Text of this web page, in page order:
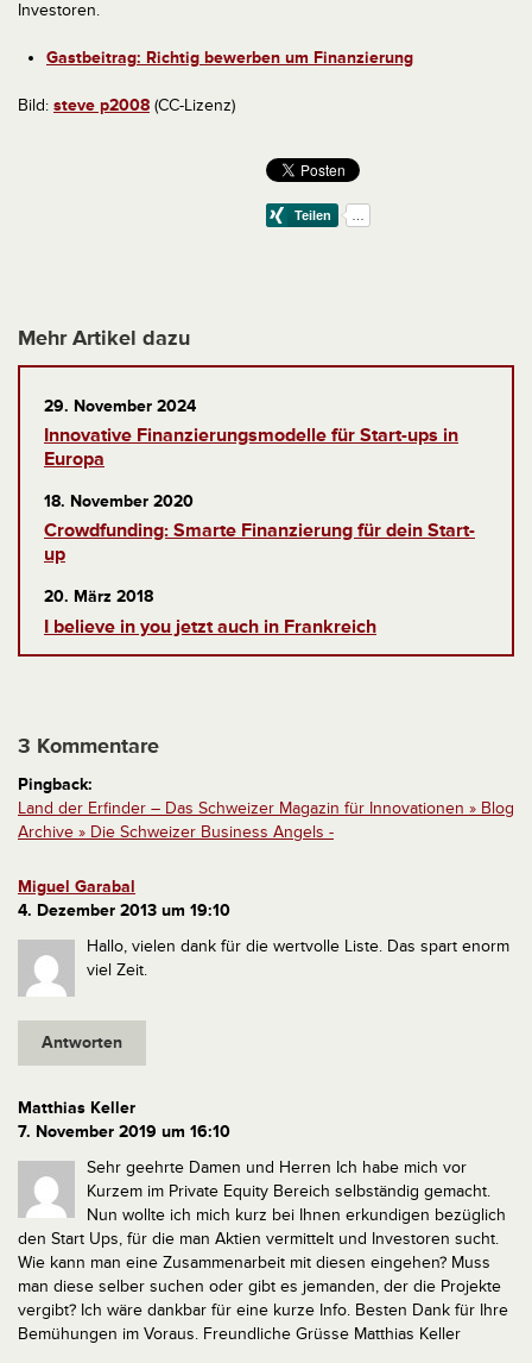
Investoren.
Gastbeitrag: Richtig bewerben um Finanzierung
Bild: steve p2008 (CC-Lizenz)
Mehr Artikel dazu
29. November 2024
Innovative Finanzierungsmodelle für Start-ups in
Europa
18. November 2020
Crowdfunding: Smarte Finanzierung für dein Start-
up
20. März 2018
I believe in you jetzt auch in Frankreich
3 Kommentare
Pingback:
Land der Erfinder – Das Schweizer Magazin für Innovationen » Blog
Archive » Die Schweizer Business Angels -
Miguel Garabal
4. Dezember 2013 um 19:10
Hallo, vielen dank für die wertvolle Liste. Das spart enorm
viel Zeit.
Antworten
Matthias Keller
7. November 2019 um 16:10
Sehr geehrte Damen und Herren Ich habe mich vor
Kurzem im Private Equity Bereich selbständig gemacht.
Nun wollte ich mich kurz bei Ihnen erkundigen bezüglich
den Start Ups, für die man Aktien vermittelt und Investoren sucht.
Wie kann man eine Zusammenarbeit mit diesen eingehen? Muss
man diese selber suchen oder gibt es jemanden, der die Projekte
vergibt? Ich wäre dankbar für eine kurze Info. Besten Dank für Ihre
Bemühungen im Voraus. Freundliche Grüsse Matthias Keller